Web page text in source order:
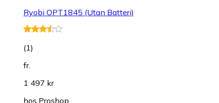
Ryobi OPT1845 (Utan Batteri)
(1)
fr.
1 497 kr
hos Proshop